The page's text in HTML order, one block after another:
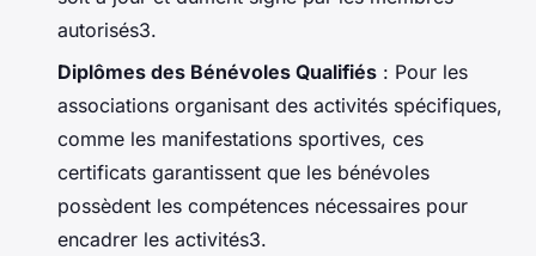
autorisés3.
Diplômes des Bénévoles Qualifiés : Pour les
associations organisant des activités spécifiques,
comme les manifestations sportives, ces
certificats garantissent que les bénévoles
possèdent les compétences nécessaires pour
encadrer les activités3.